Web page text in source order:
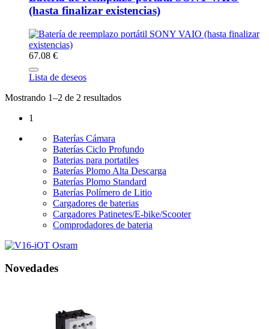
(hasta finalizar existencias)
67.08 €
Lista de deseos
Mostrando 1–2 de 2 resultados
1
Baterías Cámara
Baterías Ciclo Profundo
Baterias para portatiles
Baterías Plomo Alta Descarga
Baterías Plomo Standard
Baterías Polímero de Litio
Cargadores de baterias
Cargadores Patinetes/E-bike/Scooter
Comprodadores de bateria
Novedades